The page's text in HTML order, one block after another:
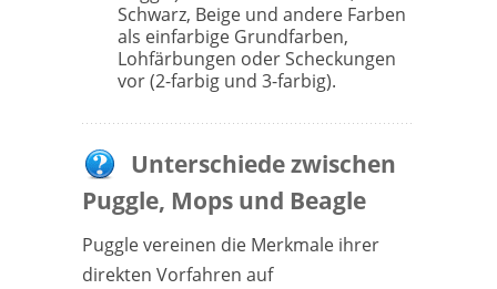
Schwarz, Beige und andere Farben
als einfarbige Grundfarben,
Lohfärbungen oder Scheckungen
vor (2-farbig und 3-farbig).
Unterschiede zwischen
Puggle, Mops und Beagle
Puggle vereinen die Merkmale ihrer
direkten Vorfahren auf